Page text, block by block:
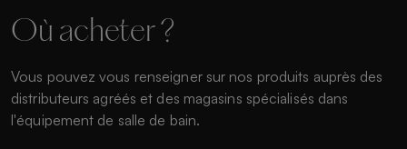
Où acheter ?
Vous pouvez vous renseigner sur nos produits auprès des
distributeurs agréés et des magasins spécialisés dans
l'équipement de salle de bain.